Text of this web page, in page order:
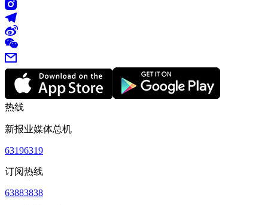
热线
新报业媒体总机
63196319
订阅热线
63883838